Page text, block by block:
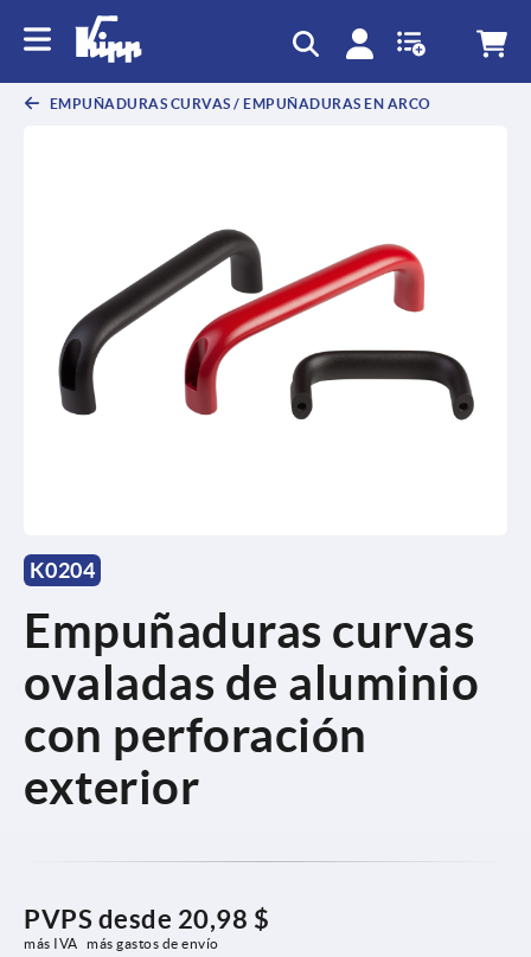
EMPUÑADURAS CURVAS / EMPUÑADURAS EN ARCO
K0204
Empuñaduras curvas
ovaladas de aluminio
con perforación
exterior
PVPS desde 20,98 $
más IVA más gastos de envío